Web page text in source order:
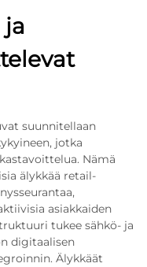
suunnitellaan
jotka
Nämä
älykkää retail-
asiakkaiden
tukee sähkö- ja
digitaalisen
Älykkäät